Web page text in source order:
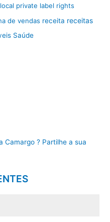
private label rights
de vendas receita receitas
Saúde
Camargo ? Partilhe a sua